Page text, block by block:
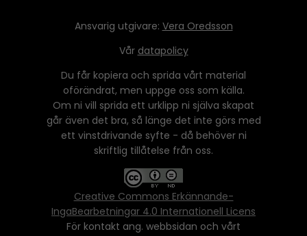
Ansvarig utgivare: Vera Oredsson
Vår datapolicy
Du får kopiera och sprida vårt material
oförändrat, men uppge oss som källa.
Om ni vill sprida ett urklipp ni själva skapat
går även det bra, så länge det inte görs med
ett vinstdrivande syfte - då behöver ni
skriftlig tillåtelse från oss.
Creative Commons Erkännande-
IngaBearbetningar 4.0 Internationell Licens
För kontakt ang. webbsidan och vårt